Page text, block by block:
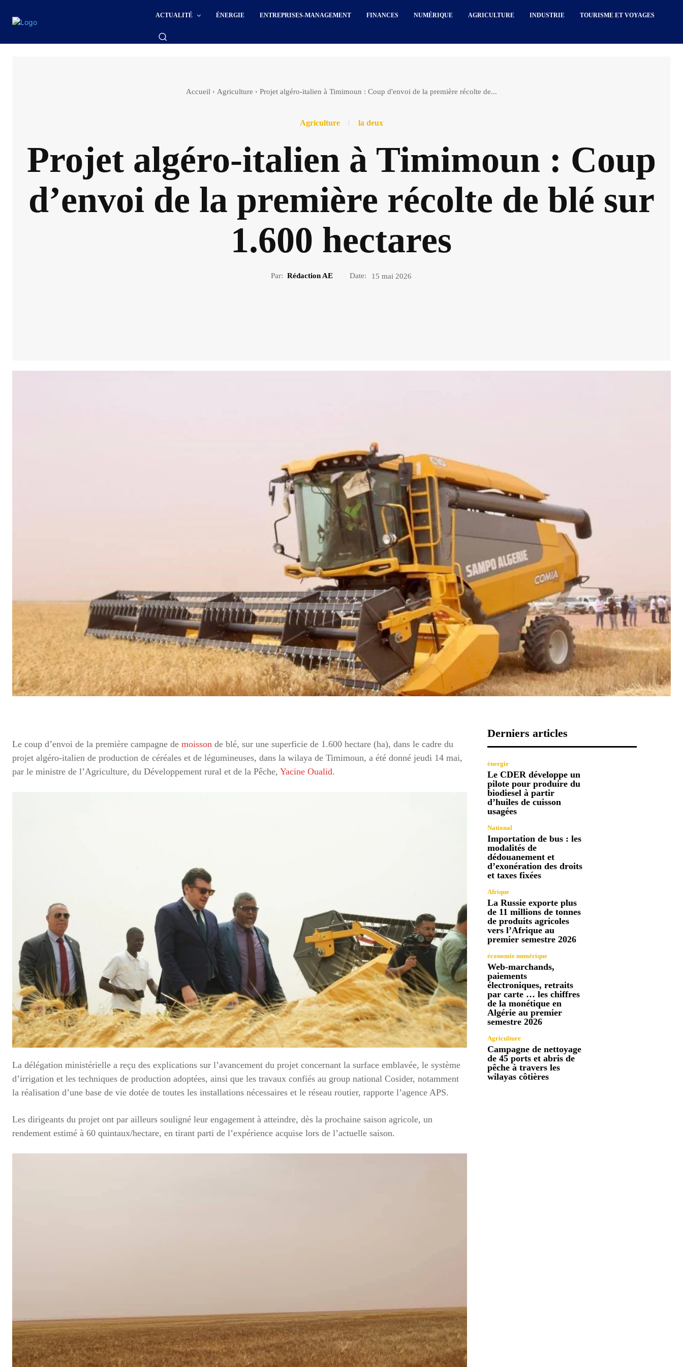
ACTUALITÉ ÉNERGIE ENTREPRISES-MANAGEMENT FINANCES NUMÉRIQUE AGRICULTURE INDUSTRIE TOURISME ET VOYAGES
Accueil Agriculture Projet algéro-italien à Timimoun : Coup d'envoi de la première récolte de...
Agriculture la deux
Projet algéro-italien à Timimoun : Coup
d’envoi de la première récolte de blé sur
1.600 hectares
Par: Rédaction AE Date: 15 mai 2026
Le coup d’envoi de la première campagne de moisson de blé, sur une superficie de 1.600 hectare (ha), dans le cadre du
projet algéro-italien de production de céréales et de légumineuses, dans la wilaya de Timimoun, a été donné jeudi 14 mai,
par le ministre de l’Agriculture, du Développement rural et de la Pêche, Yacine Oualid.
La délégation ministérielle a reçu des explications sur l’avancement du projet concernant la surface emblavée, le système
d’irrigation et les techniques de production adoptées, ainsi que les travaux confiés au group national Cosider, notamment
la réalisation d’une base de vie dotée de toutes les installations nécessaires et le réseau routier, rapporte l’agence APS.
Les dirigeants du projet ont par ailleurs souligné leur engagement à atteindre, dès la prochaine saison agricole, un
rendement estimé à 60 quintaux/hectare, en tirant parti de l’expérience acquise lors de l’actuelle saison.
Derniers articles
énergie
Le CDER développe un
pilote pour produire du
biodiesel à partir
d’huiles de cuisson
usagées
National
Importation de bus : les
modalités de
dédouanement et
d’exonération des droits
et taxes fixées
Afrique
La Russie exporte plus
de 11 millions de tonnes
de produits agricoles
vers l’Afrique au
premier semestre 2026
économie numérique
Web-marchands,
paiements
électroniques, retraits
par carte … les chiffres
de la monétique en
Algérie au premier
semestre 2026
Agriculture
Campagne de nettoyage
de 45 ports et abris de
pêche à travers les
wilayas côtières